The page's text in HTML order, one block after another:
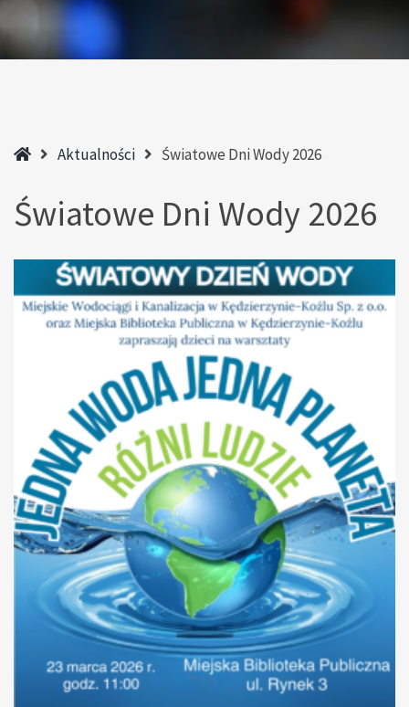
HomeAktualności Światowe Dni Wody 2026
Światowe Dni Wody 2026